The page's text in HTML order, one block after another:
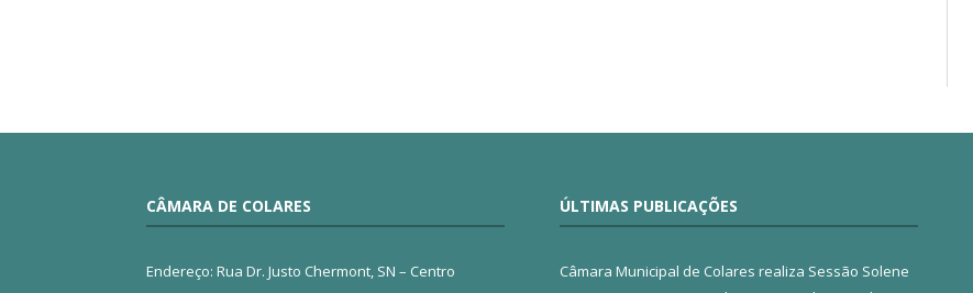
CÂMARA DE COLARES
Endereço: Rua Dr. Justo Chermont, SN – Centro
ÚLTIMAS PUBLICAÇÕES
Câmara Municipal de Colares realiza Sessão Solene